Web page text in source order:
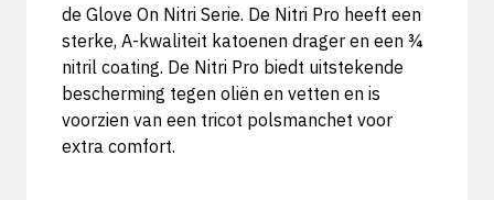
de Glove On Nitri Serie. De Nitri Pro heeft een
sterke, A-kwaliteit katoenen drager en een ¾
nitril coating. De Nitri Pro biedt uitstekende
bescherming tegen oliën en vetten en is
voorzien van een tricot polsmanchet voor
extra comfort.